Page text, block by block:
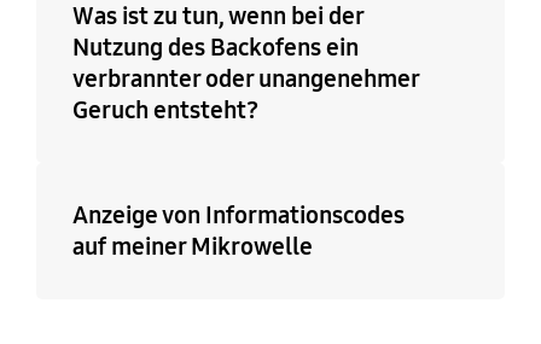
Was ist zu tun, wenn bei der
Nutzung des Backofens ein
verbrannter oder unangenehmer
Geruch entsteht?
Anzeige von Informationscodes
auf meiner Mikrowelle